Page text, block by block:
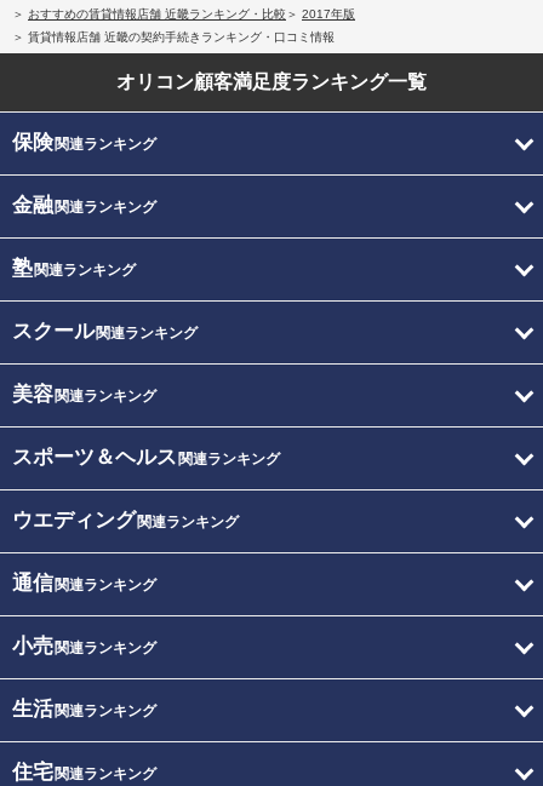
おすすめの賃貸情報店舗 近畿ランキング・比較
2017年版
賃貸情報店舗 近畿の契約手続きランキング・口コミ情報
オリコン顧客満足度ランキング一覧
保険関連ランキング
金融関連ランキング
塾関連ランキング
スクール関連ランキング
美容関連ランキング
スポーツ＆ヘルス 関連ランキング
ウエディング関連ランキング
通信関連ランキング
小売関連ランキング
生活関連ランキング
住宅関連ランキング